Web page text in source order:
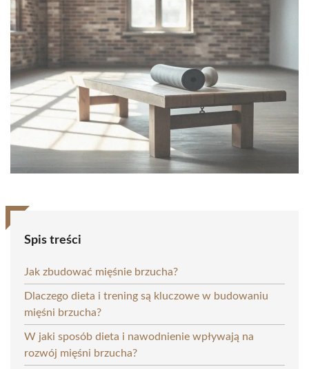
Spis treści
Jak zbudować mięśnie brzucha?
Dlaczego dieta i trening są kluczowe w budowaniu
mięśni brzucha?
W jaki sposób dieta i nawodnienie wpływają na
rozwój mięśni brzucha?